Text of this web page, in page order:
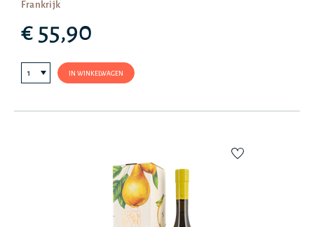
Frankrijk
€ 55,90
IN WINKELWAGEN